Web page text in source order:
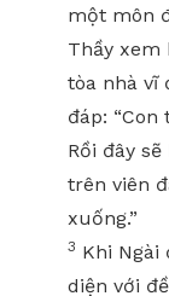
một môn
Thầy xem
tòa nhà vĩ
đáp:
Rồi đây
trên viên
xuống.”
3 Khi Ngài
diện với